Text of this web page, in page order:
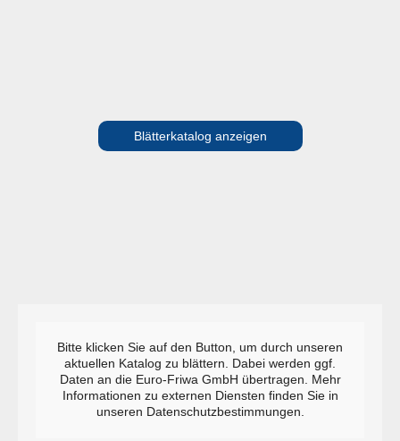
Bitte klicken Sie auf den Button, um durch unseren
aktuellen Katalog zu blättern. Dabei werden ggf.
Daten an die Euro-Friwa GmbH übertragen. Mehr
Informationen zu externen Diensten finden Sie in
unseren Datenschutzbestimmungen.
Blätterkatalog anzeigen